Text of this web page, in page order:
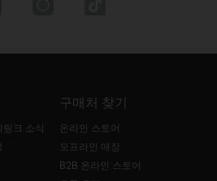
링크 소식
구매처 찾기
온라인 스토어
오프라인 매장
B2B 온라인 스토어